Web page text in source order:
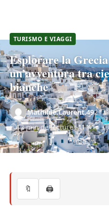
TURISMO E VIAGGI
Esplorare la
un’avventura tra
bianche
Mathilde.Laurent.4921
12 min de lecture 11 % lu
🔖 🖨️